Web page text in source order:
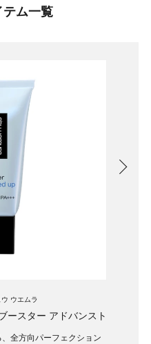
テム一覧
ウ ウエムラ
ースター アドバンスト
全方向パーフェクション